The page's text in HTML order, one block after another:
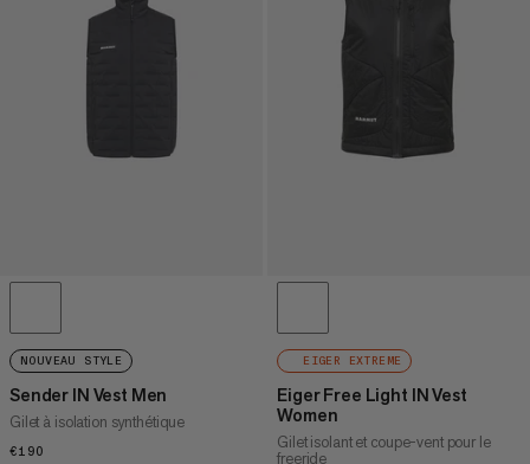
NOUVEAU STYLE
Sender IN Vest Men
Gilet à isolation synthétique
€190
EIGER EXTREME
Eiger Free Light IN Vest
Women
Gilet isolant et coupe-vent pour le
freeride